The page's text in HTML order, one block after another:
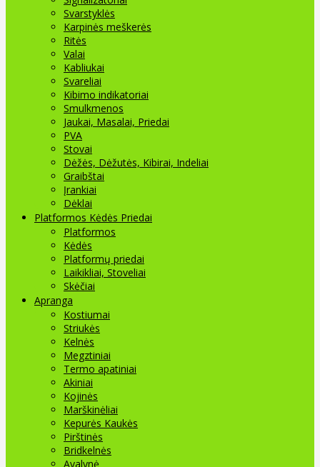
Svarstyklės
Karpinės meškerės
Ritės
Valai
Kabliukai
Svareliai
Kibimo indikatoriai
Smulkmenos
Jaukai, Masalai, Priedai
PVA
Stovai
Dėžės, Dėžutės, Kibirai, Indeliai
Graibštai
Įrankiai
Dėklai
Platformos Kėdės Priedai
Platformos
Kėdės
Platformų priedai
Laikikliai, Stoveliai
Skėčiai
Apranga
Kostiumai
Striukės
Kelnės
Megztiniai
Termo apatiniai
Akiniai
Kojinės
Marškinėliai
Kepurės Kaukės
Pirštinės
Bridkelnės
Avalynė